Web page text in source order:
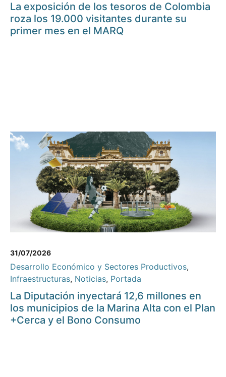
La exposición de los tesoros de Colombia
roza los 19.000 visitantes durante su
primer mes en el MARQ
31/07/2026
Desarrollo Económico y Sectores Productivos,
Infraestructuras, Noticias, Portada
La Diputación inyectará 12,6 millones en
los municipios de la Marina Alta con el Plan
+Cerca y el Bono Consumo